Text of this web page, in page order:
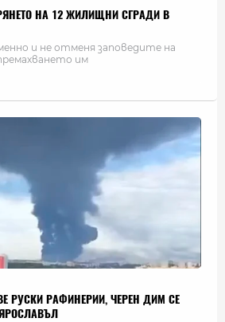
НА 12 ЖИЛИЩНИ СГРАДИ В
и не отменя заповедите на
им
РУСКИ РАФИНЕРИИ, ЧЕРЕН ДИМ СЕ